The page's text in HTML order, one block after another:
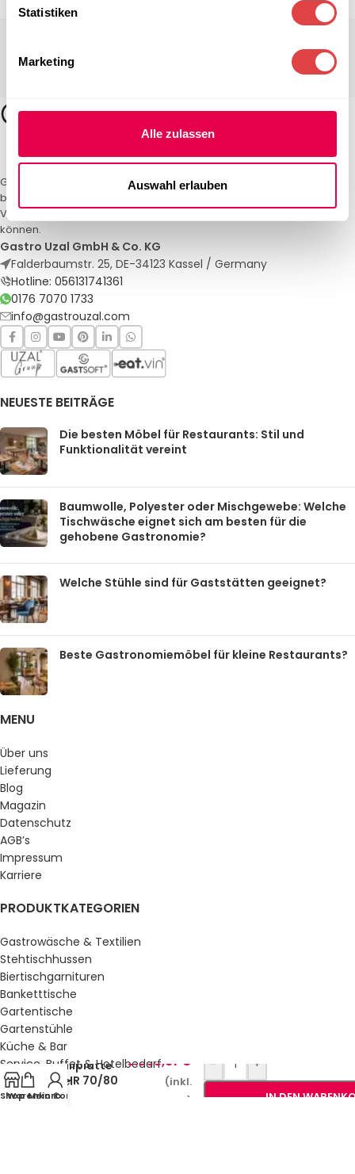
Statistiken
Marketing
Alle zulassen
Auswahl erlauben
Gastro Uzal – Ihr Spezialist für Gastronomiemöbel und -textilien. Wir
bieten maßgeschneiderte Lösungen für Restaurants, Hotels und
Veranstaltungen. Qualität und Service, auf die Sie sich verlassen
können.
Gastro Uzal GmbH & Co. KG
Falderbaumstr. 25, DE-34123 Kassel / Germany
Hotline: 056131741361
0176 7070 1733
info@gastrouzal.com
NEUESTE BEITRÄGE
Die besten Möbel für Restaurants: Stil und
Funktionalität vereint
Baumwolle, Polyester oder Mischgewebe: Welche
Tischwäsche eignet sich am besten für die
gehobene Gastronomie?
Welche Stühle sind für Gaststätten geeignet?
Beste Gastronomiemöbel für kleine Restaurants?
MENU
Über uns
Lieferung
Blog
Magazin
Datenschutz
AGB’s
Impressum
Karriere
PRODUKTKATEGORIEN
Gastrowäsche & Textilien
Stehtischhussen
Biertischgarnituren
Banketttische
Gartentische
Gartenstühle
Küche & Bar
Service, Buffet & Hotelbedarf
Gastromöbel
Schulmöbel
Shop
Warenkorb
Mein Konto
Grillplatte
FTHR 70/80
G
3.568,81 €
(inkl.
MwSt.)
- +
IN DEN